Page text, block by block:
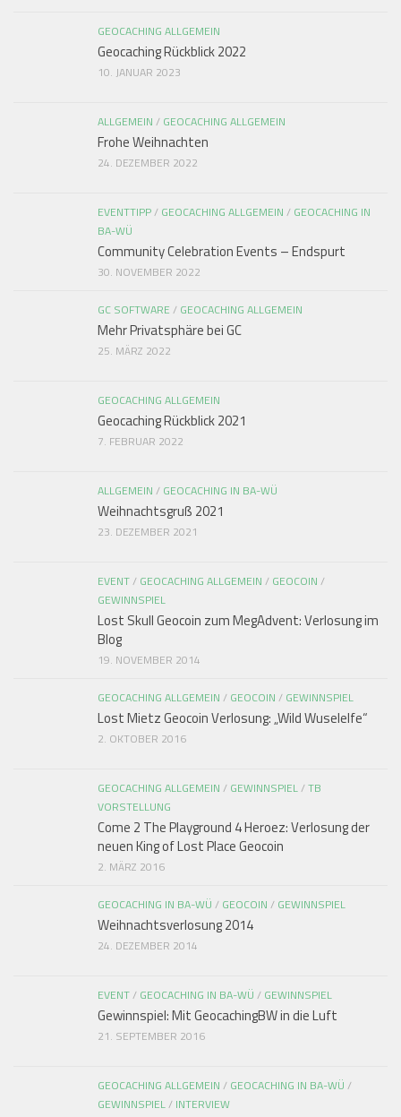
GEOCACHING ALLGEMEIN
Geocaching Rückblick 2022
10. JANUAR 2023
ALLGEMEIN / GEOCACHING ALLGEMEIN
Frohe Weihnachten
24. DEZEMBER 2022
EVENTTIPP/ GEOCACHING ALLGEMEIN / GEOCACHING IN
BA-WÜ
Community Celebration Events – Endspurt
30. NOVEMBER 2022
GC SOFTWARE / GEOCACHING ALLGEMEIN
Mehr Privatsphäre bei GC
25. MÄRZ 2022
GEOCACHING ALLGEMEIN
Geocaching Rückblick 2021
7. FEBRUAR 2022
ALLGEMEIN / GEOCACHING IN BA-WÜ
Weihnachtsgruß 2021
23. DEZEMBER 2021
EVENT/ GEOCACHING ALLGEMEIN / GEOCOIN /
GEWINNSPIEL
Lost Skull Geocoin zum MegAdvent: Verlosung im
Blog
19. NOVEMBER 2014
GEOCACHING ALLGEMEIN / GEOCOIN / GEWINNSPIEL
Lost Mietz Geocoin Verlosung: „Wild Wuselelfe“
2. OKTOBER 2016
GEOCACHING ALLGEMEIN / GEWINNSPIEL/TB
VORSTELLUNG
Come 2 The Playground 4 Heroez: Verlosung der
neuen King of Lost Place Geocoin
2. MÄRZ 2016
GEOCACHING IN BA-WÜ / GEOCOIN / GEWINNSPIEL
Weihnachtsverlosung 2014
24. DEZEMBER 2014
EVENT/ GEOCACHING IN BA-WÜ / GEWINNSPIEL
Gewinnspiel: Mit GeocachingBW in die Luft
21. SEPTEMBER 2016
GEOCACHING ALLGEMEIN / GEOCACHING IN BA-WÜ /
GEWINNSPIEL/ INTERVIEW